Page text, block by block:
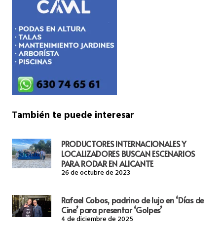
También te puede interesar
PRODUCTORES INTERNACIONALES Y
LOCALIZADORES BUSCAN ESCENARIOS
PARA RODAR EN ALICANTE
26 de octubre de 2023
Rafael Cobos, padrino de lujo en ‘Días de
Cine’ para presentar ‘Golpes’
4 de diciembre de 2025